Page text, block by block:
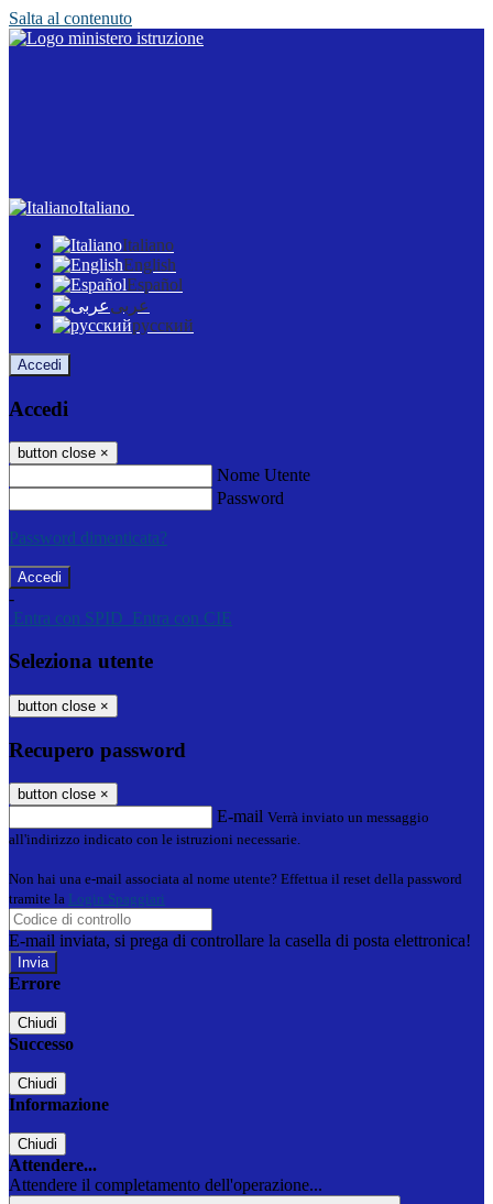
Salta al contenuto
Italiano
Italiano
English
Español
عربى
русский
Accedi
Accedi
button close ×
Nome Utente
Password
Password dimenticata?
-
Entra con SPID Entra con CIE
Seleziona utente
button close ×
Recupero password
button close ×
E-mail Verrà inviato un messaggio
all'indirizzo indicato con le istruzioni necessarie.
Non hai una e-mail associata al nome utente? Effettua il reset della password
tramite la Login Spaggiari
E-mail inviata, si prega di controllare la casella di posta elettronica!
Errore
Chiudi
Successo
Chiudi
Informazione
Chiudi
Attendere...
Attendere il completamento dell'operazione...